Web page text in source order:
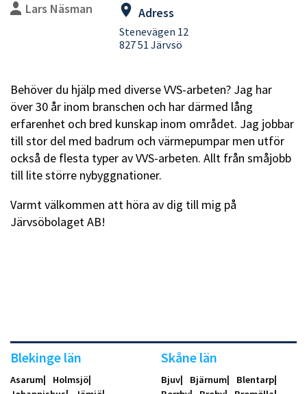
Lars Näsman
Adress
Stenevägen 12
827 51 Järvsö
Behöver du hjälp med diverse VVS-arbeten? Jag har
över 30 år inom branschen och har därmed lång
erfarenhet och bred kunskap inom området. Jag jobbar
till stor del med badrum och värmepumpar men utför
också de flesta typer av VVS-arbeten. Allt från småjobb
till lite större nybyggnationer.
Varmt välkommen att höra av dig till mig på
Järvsöbolaget AB!
Blekinge län
Asarum
Holmsjö
Skåne län
Bjuv Bjärnum
Blentarp